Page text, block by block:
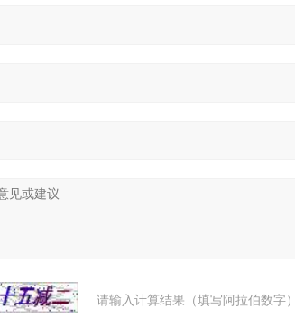
请输入计算结果（填写阿拉伯数字